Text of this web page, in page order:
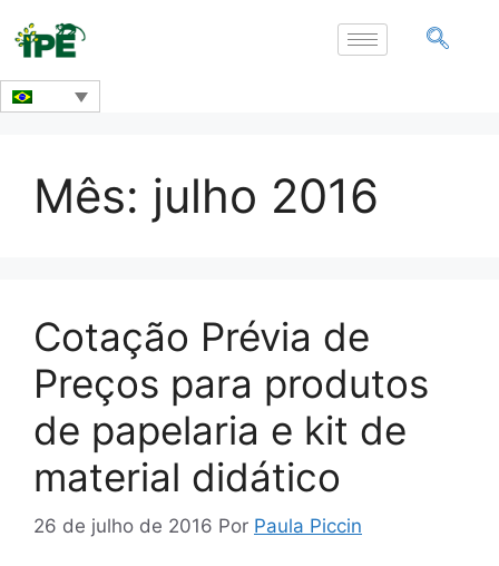
Mês: julho 2016
Cotação Prévia de
Preços para produtos
de papelaria e kit de
material didático
26 de julho de 2016 Por Paula Piccin